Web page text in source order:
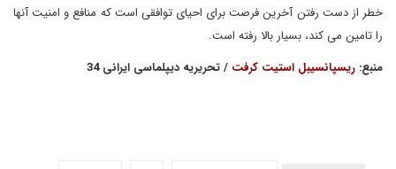
خطر از دست رفتن آخرین فرصت برای احیای توافقی است که منافع و امنیت آنها
را تامین می کند، بسیار بالا رفته است.
منبع: ریسپانسیبل استیت کرفت / تحریریه دیپلماسی ایرانی 34